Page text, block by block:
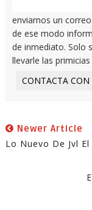
enviarnos un
de ese modo
de inmediato. Solo
llevarle las
CONTACTA
Newer Article
Lo Nuevo De Jvl